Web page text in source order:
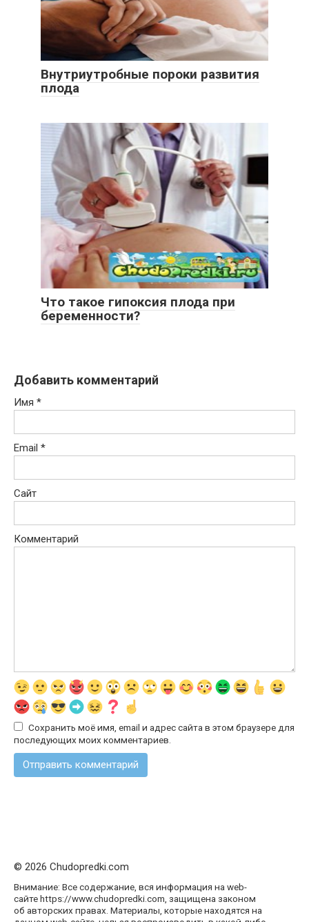
Внутриутробные пороки развития
плода
Что такое гипоксия плода при
беременности?
Добавить комментарий
Имя *
Email *
Сайт
Комментарий
Сохранить моё имя, email и адрес сайта в этом браузере для
последующих моих комментариев.
© 2026 Chudopredki.com
Внимание: Все содержание, вся информация на web-
сайте https://www.chudopredki.com, защищена законом
об авторских правах. Материалы, которые находятся на